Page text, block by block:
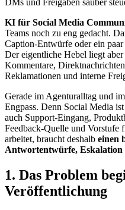
KI für Social Media
Teams noch zu eng gedacht.
Caption-Entwürfe oder ein
Der eigentliche Hebel liegt
Kommentare,
Reklamationen und interne
Gerade im Agenturalltag und
Engpass. Denn Social Media
auch Support-Eingang,
Feedback-Quelle und
arbeitet, braucht deshalb einen
Antwortentwürfe, Eskalation
1. Das Problem
Veröffentlichung